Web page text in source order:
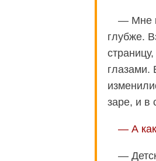
— Мне
глубже.
глазами.
заре, и в
— А
—